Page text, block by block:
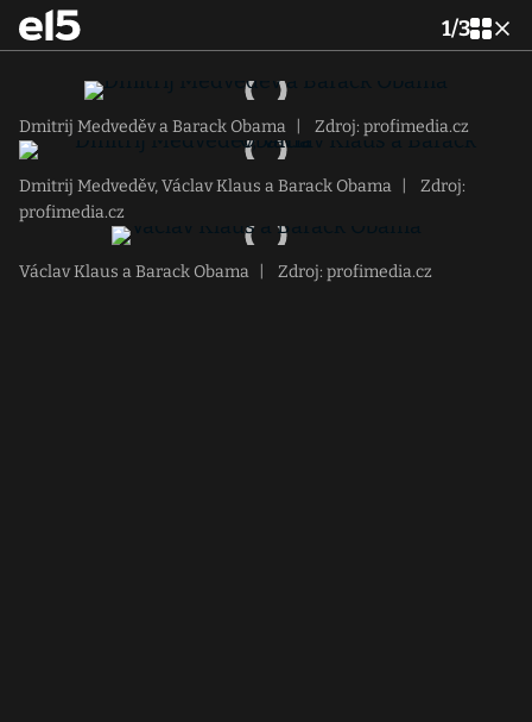
1/3
Dmitrij Medveděv a Barack Obama Zdroj: profimedia.cz
Dmitrij Medveděv, Václav Klaus a Barack Obama
Zdroj:
profimedia.cz
Václav Klaus a Barack Obama Zdroj: profimedia.cz